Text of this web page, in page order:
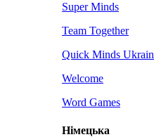
Super Minds
Team Together
Quick Minds
Welcome
Word Games
Німецька